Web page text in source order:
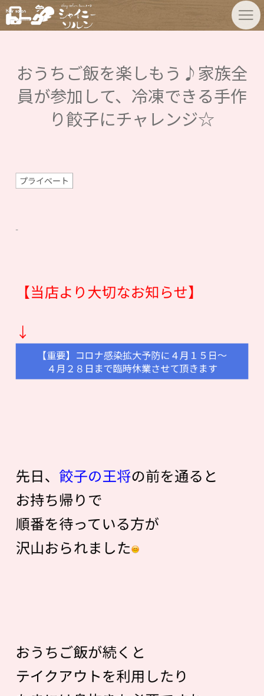
おうちご飯を楽しもう♪家族全
員が参加して、冷凍できる手作
り餃子にチャレンジ☆
プライベート
【当店より大切なお知らせ】
↓
【重要】コロナ感染拡大予防に４月１５日〜
４月２８日まで臨時休業させて頂きます
先日、 餃子の王将の前を通ると
お持ち帰りで
順番を待っている方が
沢山おられました
おうちご飯が続くと
テイクアウトを利用したり